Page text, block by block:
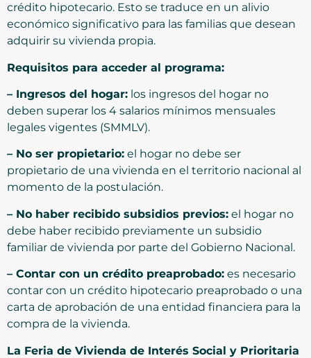
crédito hipotecario. Esto se traduce en un alivio
económico significativo para las familias que desean
adquirir su vivienda propia.
Requisitos para acceder al programa:
– Ingresos del hogar: los ingresos del hogar no
deben superar los 4 salarios mínimos mensuales
legales vigentes (SMMLV).
– No ser propietario: el hogar no debe ser
propietario de una vivienda en el territorio nacional al
momento de la postulación.
– No haber recibido subsidios previos: el hogar no
debe haber recibido previamente un subsidio
familiar de vivienda por parte del Gobierno Nacional.
– Contar con un crédito preaprobado: es necesario
contar con un crédito hipotecario preaprobado o una
carta de aprobación de una entidad financiera para la
compra de la vivienda.
La Feria de Vivienda de Interés Social y Prioritaria